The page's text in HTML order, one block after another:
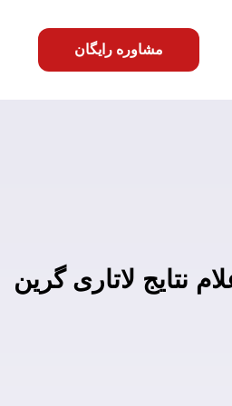
مشاوره رایگان
نتایج لاتاری